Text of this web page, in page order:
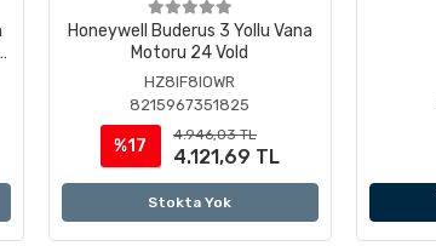
Honeywell Buderus 3 Yollu Vana
Motoru 24 Vold
HZ8IF8IOWR
8215967351825
%17
4.946,03 TL
4.121,69 TL
Stokta Yok